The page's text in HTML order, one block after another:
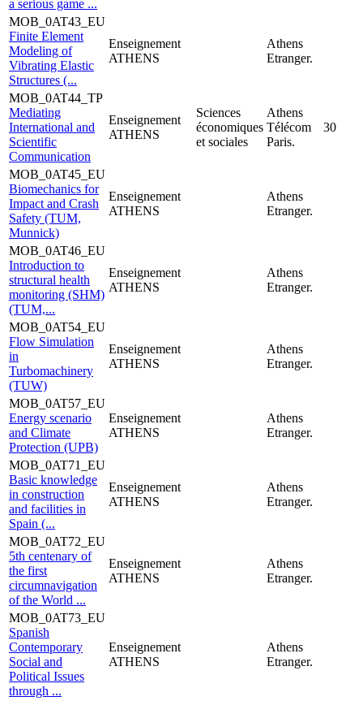
a serious game ...
MOB_0AT43_EU
Finite Element
Modeling of
Vibrating Elastic
Structures (...
Enseignement
ATHENS
Athens
Etranger.
MOB_0AT44_TP
Mediating
International and
Scientific
Communication
Enseignement
ATHENS
Sciences
économiques
et sociales
Athens
Télécom
Paris.
30
MOB_0AT45_EU
Biomechanics for
Impact and Crash
Safety (TUM,
Munnick)
Enseignement
ATHENS
Athens
Etranger.
MOB_0AT46_EU
Introduction to
structural health
monitoring (SHM)
(TUM,...
Enseignement
ATHENS
Athens
Etranger.
MOB_0AT54_EU
Flow Simulation
in
Turbomachinery
(TUW)
Enseignement
ATHENS
Athens
Etranger.
MOB_0AT57_EU
Energy scenario
and Climate
Protection (UPB)
Enseignement
ATHENS
Athens
Etranger.
MOB_0AT71_EU
Basic knowledge
in construction
and facilities in
Spain (...
Enseignement
ATHENS
Athens
Etranger.
MOB_0AT72_EU
5th centenary of
the first
circumnavigation
of the World ...
Enseignement
ATHENS
Athens
Etranger.
MOB_0AT73_EU
Spanish
Contemporary
Social and
Political Issues
through ...
Enseignement
ATHENS
Athens
Etranger.